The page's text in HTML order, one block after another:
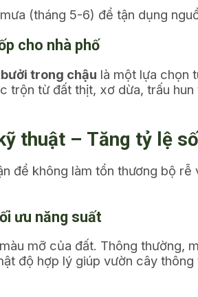
(tháng 5-6) để tận dụng
cho nhà phố
trong chậu là một lựa chọn
từ đất thịt, xơ dừa, trấu
thuật – Tăng tỷ lệ
để không làm tổn thương bộ
ưu năng suất
mỡ của đất. Thông thường,
độ hợp lý giúp vườn cây